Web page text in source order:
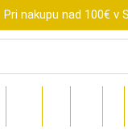
Pri nakupu nad 100€ v